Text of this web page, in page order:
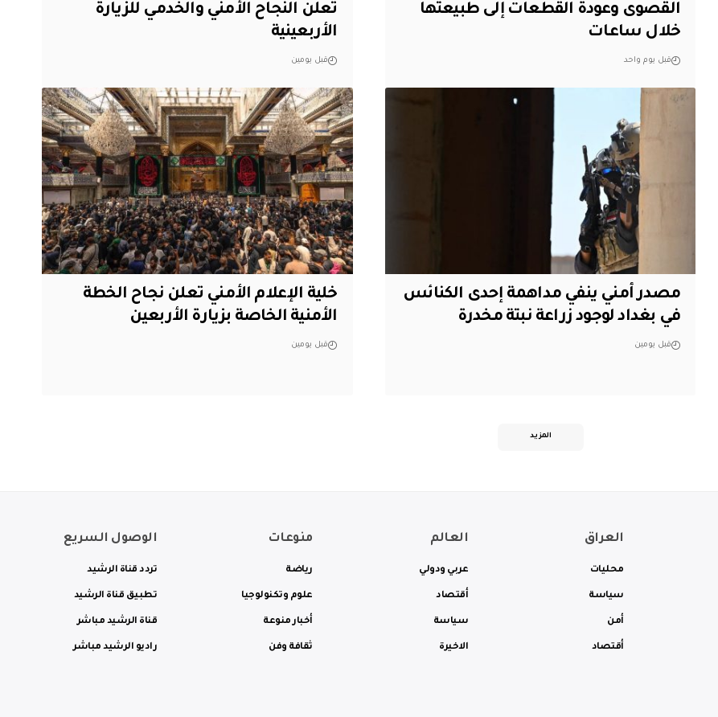
القصوى وعودة القطعات إلى طبيعتها
خلال ساعات
قبل يوم واحد
تعلن النجاح الأمني والخدمي للزيارة
الأربعينية
قبل يومين
مصدر أمني ينفي مداهمة إحدى الكنائس
في بغداد لوجود زراعة نبتة مخدرة
قبل يومين
خلية الإعلام الأمني تعلن نجاح الخطة
الأمنية الخاصة بزيارة الأربعين
قبل يومين
المزيد
العراق
محليات
سياسة
أمن
أقتصاد
العالم
عربي ودولي
أقتصاد
سياسة
الاخيرة
منوعات
رياضة
علوم وتكنولوجيا
أخبار منوعة
ثقافة وفن
الوصول السريع
تردد قناة الرشيد
تطبيق قناة الرشيد
قناة الرشيد مباشر
راديو الرشيد مباشر